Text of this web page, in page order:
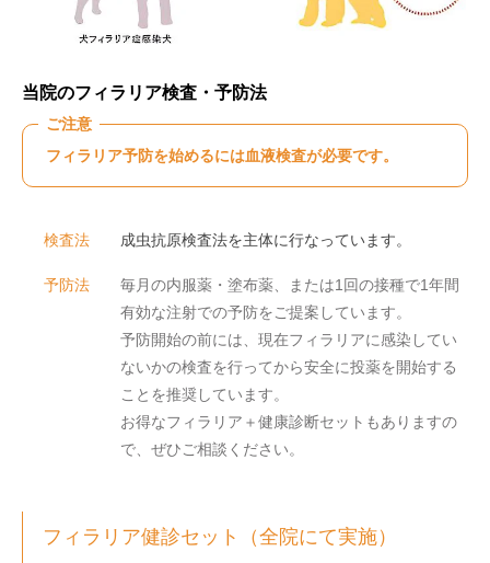
当院のフィラリア検査・予防法
ご注意
フィラリア予防を始めるには血液検査が必要です。
検査法 成虫抗原検査法を主体に行なっています。
予防法
毎月の内服薬・塗布薬、または1回の接種で1年間
有効な注射での予防をご提案しています。
予防開始の前には、現在フィラリアに感染してい
ないかの検査を行ってから安全に投薬を開始する
ことを推奨しています。
お得なフィラリア＋健康診断セットもありますの
で、ぜひご相談ください。
フィラリア健診セット（全院にて実施）